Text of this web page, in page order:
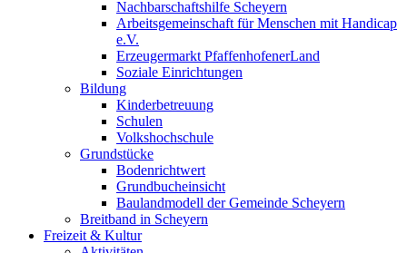
Nachbarschaftshilfe Scheyern
Arbeitsgemeinschaft für Menschen mit Handicap
e.V.
Erzeugermarkt PfaffenhofenerLand
Soziale Einrichtungen
Bildung
Kinderbetreuung
Schulen
Volkshochschule
Grundstücke
Bodenrichtwert
Grundbucheinsicht
Baulandmodell der Gemeinde Scheyern
Breitband in Scheyern
Freizeit & Kultur